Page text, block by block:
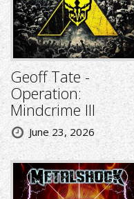
Geoff Tate -
Operation:
Mindcrime III
June 23, 2026